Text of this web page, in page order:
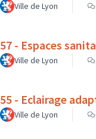
Ville de Lyon
57 - Espaces
Ville de Lyon
55 - Eclairage
Ville de Lyon